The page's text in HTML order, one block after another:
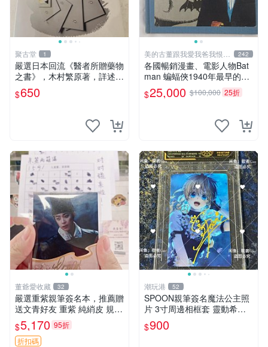
聚古堂 1
嚴選日本回流《醫者所贈藥物
之書》，木村繁原著，詳述藥
物相互作用 薬物 相互作用 医
療
$650
美的古董跟我愛我爸我恨壞
人
242
各國暢銷漫畫、電影人物Bat
man 蝙蝠俠1940年最早的創
作者，這本書是Batman and
me 是Bob Kane 1990年出的
$25,000 $100,000 25折
董爺愛收藏 32
嚴選重紫親筆簽名本，推薦贈
送文青好友 重紫 純綃皮 規格
8開
$5,170 95折
折扣碼
潮玩港 52
SPOON親筆簽名魔法公主照
片 3寸周邊相框套 靈動希婭
限量周邊 魔法公主 希婭 現象
框
$900